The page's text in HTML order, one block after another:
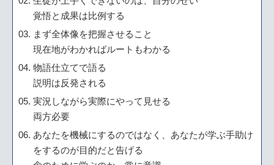
覚悟と成果は比例する
まず全体像を把握させること
現在地がわかればルートもわかる
物語仕立てで語る
説明は反発される
実況しながら実際にやって見せる
両方必要
あなたを機械にするのではなく、あなたが学ぶ手助け
をするのが目的だと告げる